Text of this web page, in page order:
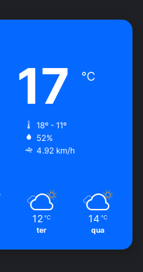
17 ℃
18º - 11º
52%
4.92 km/h
12 ℃
ter
14 ℃
qua